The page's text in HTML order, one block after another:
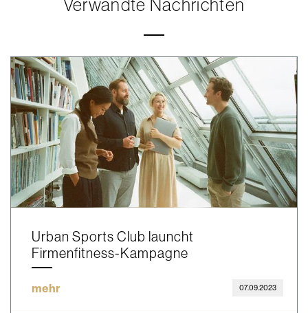
Verwandte Nachrichten
Urban Sports Club launcht
Firmenfitness-Kampagne
mehr 07.09.2023